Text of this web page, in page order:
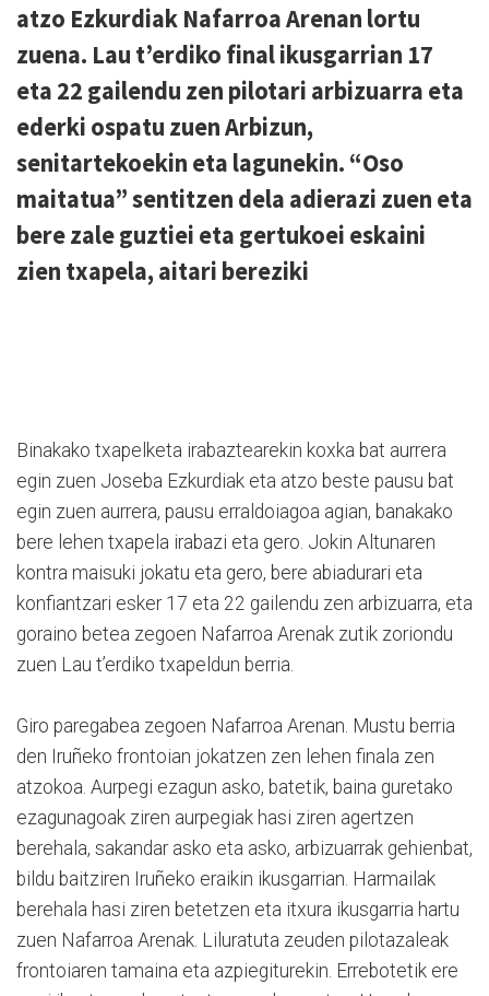
atzo Ezkurdiak Nafarroa Arenan lortu
zuena. Lau t’erdiko final ikusgarrian 17
eta 22 gailendu zen pilotari arbizuarra eta
ederki ospatu zuen Arbizun,
senitartekoekin eta lagunekin. “Oso
maitatua” sentitzen dela adierazi zuen eta
bere zale guztiei eta gertukoei eskaini
zien txapela, aitari bereziki
Binakako txapelketa irabaztearekin koxka bat aurrera
egin zuen Joseba Ezkurdiak eta atzo beste pausu bat
egin zuen aurrera, pausu erraldoiagoa agian, banakako
bere lehen txapela irabazi eta gero. Jokin Altunaren
kontra maisuki jokatu eta gero, bere abiadurari eta
konfiantzari esker 17 eta 22 gailendu zen arbizuarra, eta
goraino betea zegoen Nafarroa Arenak zutik zoriondu
zuen Lau t’erdiko txapeldun berria.
Giro paregabea zegoen Nafarroa Arenan. Mustu berria
den Iruñeko frontoian jokatzen zen lehen finala zen
atzokoa. Aurpegi ezagun asko, batetik, baina guretako
ezagunagoak ziren aurpegiak hasi ziren agertzen
berehala, sakandar asko eta asko, arbizuarrak gehienbat,
bildu baitziren Iruñeko eraikin ikusgarrian. Harmailak
berehala hasi ziren betetzen eta itxura ikusgarria hartu
zuen Nafarroa Arenak. Liluratuta zeuden pilotazaleak
frontoiaren tamaina eta azpiegiturekin. Errebotetik ere